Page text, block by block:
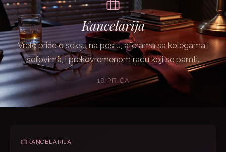
Kancelarija
Vrele priče o seksu na poslu, aferama sa kolegama i
šefovima, i prekovremenom radu koji se pamti.
18 PRIČA
KANCELARIJA